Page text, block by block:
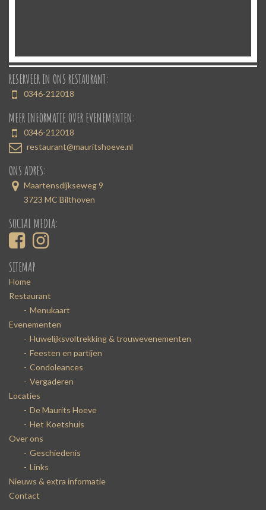
RESERVEER IN ONS RESTAURANT:
0346-212018
MEER INFORMATIE OVER EVENEMENTEN:
0346-212018
restaurant@mauritshoeve.nl
ONS ADRES:
Maartensdijkseweg 9
3723 MC Bilthoven
SOCIAL MEDIA:
SITEMAP
Home
Restaurant
Menukaart
Evenementen
Huwelijksvoltrekking & trouwevenementen
Feesten en partijen
Condoleances
Vergaderen
Locaties
De Maurits Hoeve
Het Koetshuis
Over ons
Geschiedenis
Links
Nieuws & extra informatie
Contact